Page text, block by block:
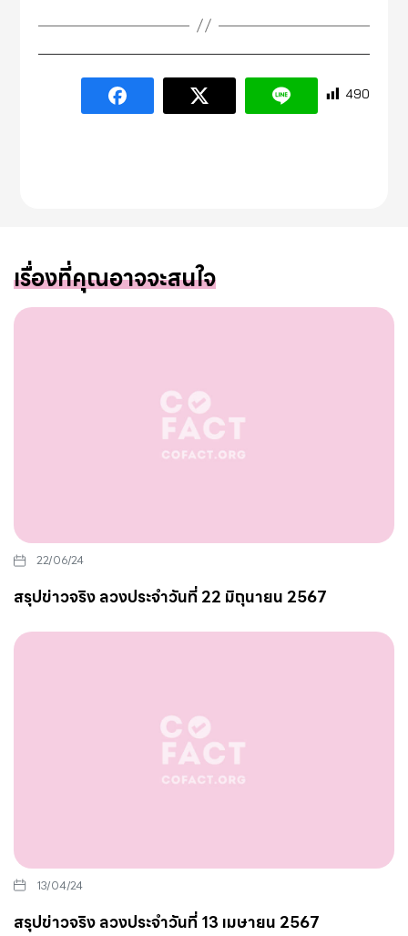
490
เรื่องที่คุณอาจจะสนใจ
22/06/24
สรุปข่าวจริง ลวงประจำวันที่ 22 มิถุนายน 2567
13/04/24
สรุปข่าวจริง ลวงประจำวันที่ 13 เมษายน 2567